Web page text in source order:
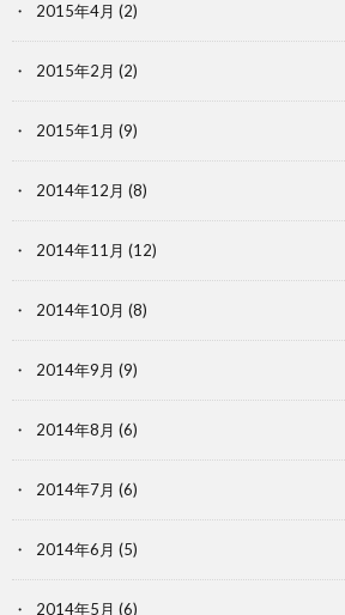
2015年4月 (2)
2015年2月 (2)
2015年1月 (9)
2014年12月 (8)
2014年11月 (12)
2014年10月 (8)
2014年9月 (9)
2014年8月 (6)
2014年7月 (6)
2014年6月 (5)
2014年5月 (6)